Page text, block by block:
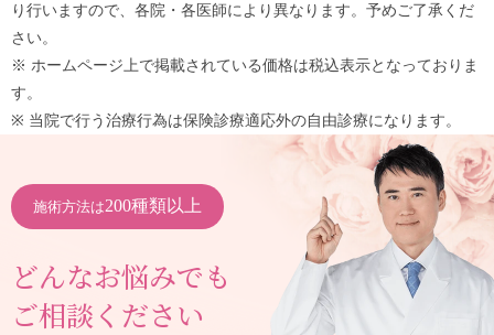
り行いますので、各院・各医師により異なります。予めご了承くだ
さい。
※ ホームページ上で掲載されている価格は税込表示となっておりま
す。
※ 当院で行う治療行為は保険診療適応外の自由診療になります。
施術方法は200種類以上
どんなお悩みでも
ご相談ください